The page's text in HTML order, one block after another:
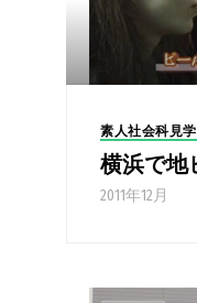
素人社会科見学
横浜で
2011年12月